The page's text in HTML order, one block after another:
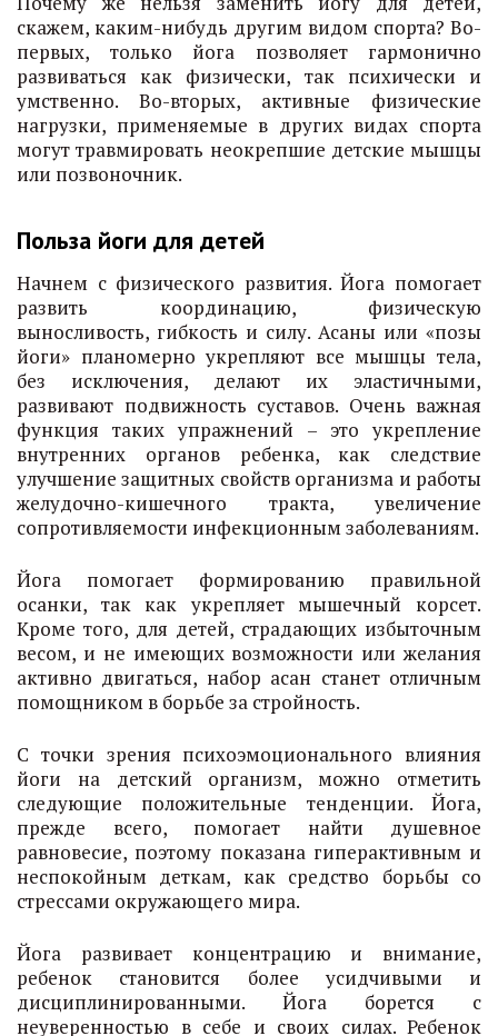
скажем, каким-нибудь другим видом спорта? Во-
первых, только йога позволяет гармонично
развиваться как физически, так психически и
умственно. Во-вторых, активные физические
нагрузки, применяемые в других видах спорта
могут травмировать неокрепшие детские мышцы
или позвоночник.
Польза йоги для детей
Начнем с физического развития. Йога помогает
развить координацию, физическую
выносливость, гибкость и силу. Асаны или «позы
йоги» планомерно укрепляют все мышцы тела,
без исключения, делают их эластичными,
развивают подвижность суставов. Очень важная
функция таких упражнений – это укрепление
внутренних органов ребенка, как следствие
улучшение защитных свойств организма и работы
желудочно-кишечного тракта, увеличение
сопротивляемости инфекционным заболеваниям.
Йога помогает формированию правильной
осанки, так как укрепляет мышечный корсет.
Кроме того, для детей, страдающих избыточным
весом, и не имеющих возможности или желания
активно двигаться, набор асан станет отличным
помощником в борьбе за стройность.
С точки зрения психоэмоционального влияния
йоги на детский организм, можно отметить
следующие положительные тенденции. Йога,
прежде всего, помогает найти душевное
равновесие, поэтому показана гиперактивным и
неспокойным деткам, как средство борьбы со
стрессами окружающего мира.
Йога развивает концентрацию и внимание,
ребенок становится более усидчивыми и
дисциплинированными. Йога борется с
неуверенностью в себе и своих силах. Ребенок